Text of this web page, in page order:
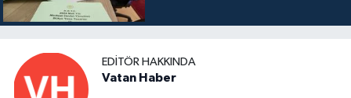
EDITÖR HAKKINDA
Vatan Haber